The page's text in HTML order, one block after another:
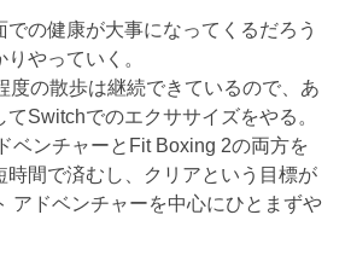
での健康が大事になってくるだろう
やっていく。
度の散歩は継続できているので、あ
Switchでのエクササイズをやる。
ベンチャーとFit Boxing 2の両方を
時間で済むし、クリアという目標が
アドベンチャーを中心にひとまずや